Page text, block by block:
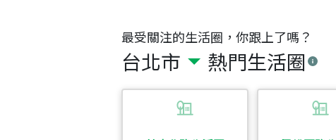
最受關注的生活圈，你跟上了嗎？
台北市 熱門生活圈